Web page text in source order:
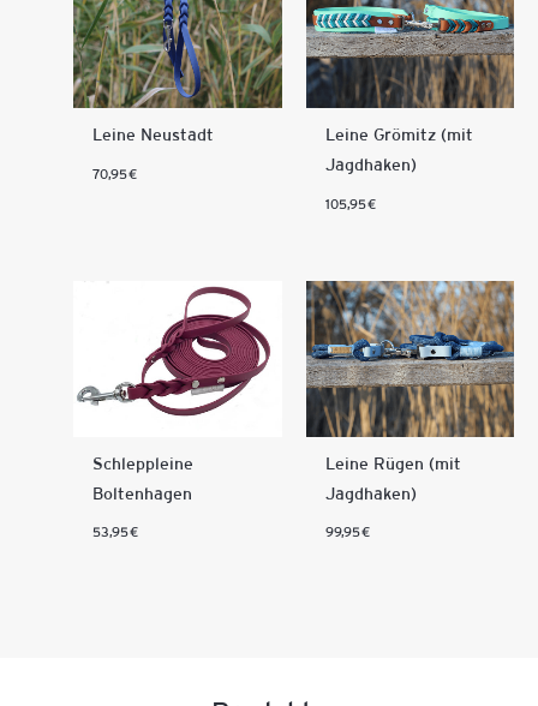
Leine Neustadt
70,95€
Leine Grömitz (mit
Jagdhaken)
105,95€
Schleppleine
Boltenhagen
53,95€
Leine Rügen (mit
Jagdhaken)
99,95€